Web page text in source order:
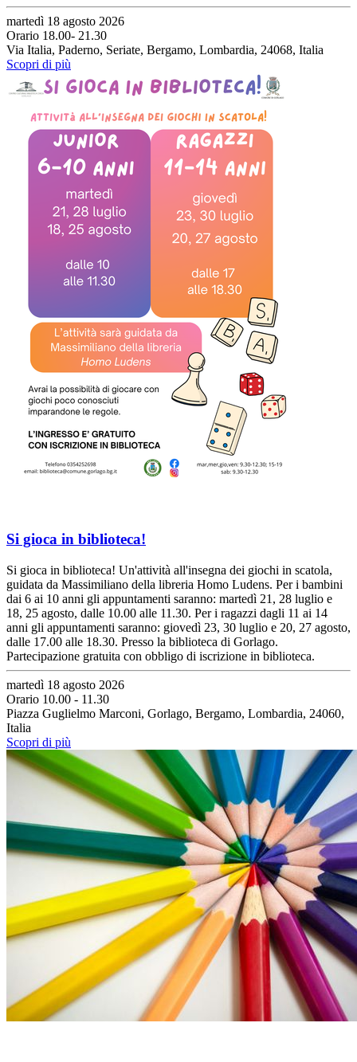
martedì 18 agosto 2026
Orario 18.00- 21.30
Via Italia, Paderno, Seriate, Bergamo, Lombardia, 24068, Italia
Scopri di più
Si gioca in biblioteca!
Si gioca in biblioteca! Un'attività all'insegna dei giochi in scatola,
guidata da Massimiliano della libreria Homo Ludens. Per i bambini
dai 6 ai 10 anni gli appuntamenti saranno: martedì 21, 28 luglio e
18, 25 agosto, dalle 10.00 alle 11.30. Per i ragazzi dagli 11 ai 14
anni gli appuntamenti saranno: giovedì 23, 30 luglio e 20, 27 agosto,
dalle 17.00 alle 18.30. Presso la biblioteca di Gorlago.
Partecipazione gratuita con obbligo di iscrizione in biblioteca.
martedì 18 agosto 2026
Orario 10.00 - 11.30
Piazza Guglielmo Marconi, Gorlago, Bergamo, Lombardia, 24060,
Italia
Scopri di più